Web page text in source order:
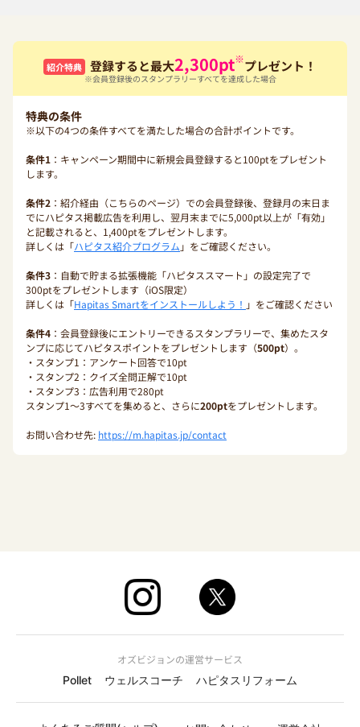
紹介特典 登録すると最大2,300pt※プレゼント！
※会員登録後のスタンプラリーすべてを達成した場合
特典の条件
※以下の4つの条件すべてを満たした場合の合計ポイントです。
条件1 ：キャンペーン期間中に新規会員登録すると100ptをプレゼント
します。
条件2 ：紹介経由（こちらのページ）での会員登録後、登録月の末日ま
でにハピタス掲載広告を利用し、翌月末までに5,000pt以上が「有効」
と記載されると、1,400ptをプレゼントします。
詳しくは「ハピタス紹介プログラム 」をご確認ください。
条件3 ：自動で貯まる拡張機能「ハピタススマート」の設定完了で
300ptをプレゼントします（iOS限定）
詳しくは「Hapitas Smartをインストールしよう！ 」をご確認ください
条件4 ：会員登録後にエントリーできるスタンプラリーで、集めたスタ
ンプに応じてハピタスポイントをプレゼントします（500pt）。
・スタンプ1：アンケート回答で10pt
・スタンプ2：クイズ全問正解で10pt
・スタンプ3：広告利用で280pt
スタンプ1〜3すべてを集めると、さらに200ptをプレゼントします。
お問い合わせ先: https://m.hapitas.jp/contact
オズビジョンの運営サービス
Pollet
ウェルスコーチ ハピタスリフォーム